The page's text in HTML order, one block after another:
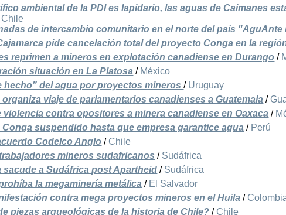
ambiental de la PDI es lapidario, las aguas de Caimanes
Chile
de intercambio comunitario en el norte del país "AguAnte
pide cancelación total del proyecto Conga en la
reprimen a mineros en explotación canadiense en Durango /
situación en La Platosa / México
hecho” del agua por proyectos mineros/ Uruguay
viaje de parlamentarios canadienses a Guatemala /
violencia contra opositores a minera canadiense en Oaxaca /
suspendido hasta que empresa garantice agua / Perú
Codelco Anglo / Chile
mineros sudafricanos / Sudáfrica
sacude a Sudáfrica post Apartheid / Sudáfrica
la megaminería metálica / El Salvador
contra mega proyectos mineros en el Huila /
piezas arqueológicas de la historia de Chile? / Chile